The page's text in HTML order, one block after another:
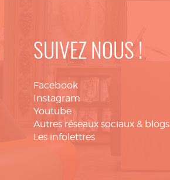
SUIVEZ NOUS !
Facebook
Instagram
Youtube
Autres réseaux sociaux & blogs
Les infolettres